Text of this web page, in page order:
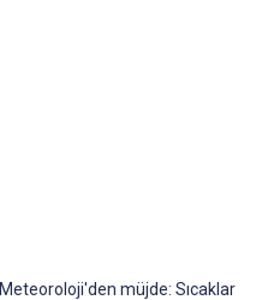
Meteoroloji'den müjde: Sıcaklar